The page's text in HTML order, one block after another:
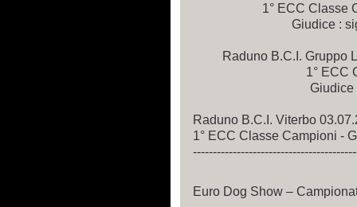
1° ECC Classe
Giudice :
Raduno B.C.I. Gruppo
1° ECC
Giudice
Raduno B.C.I. Viterbo
1° ECC Classe Campioni -
Euro Dog Show –